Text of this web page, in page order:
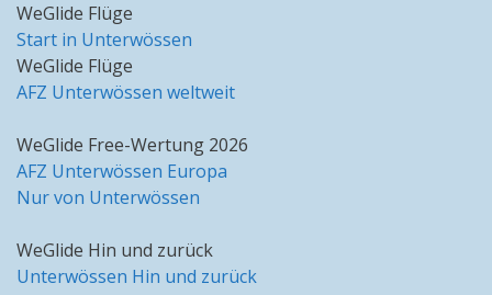
WeGlide Flüge
Start in Unterwössen
WeGlide Flüge
AFZ Unterwössen weltweit
WeGlide Free-Wertung 2026
AFZ Unterwössen Europa
Nur von Unterwössen
WeGlide Hin und zurück
Unterwössen Hin und zurück